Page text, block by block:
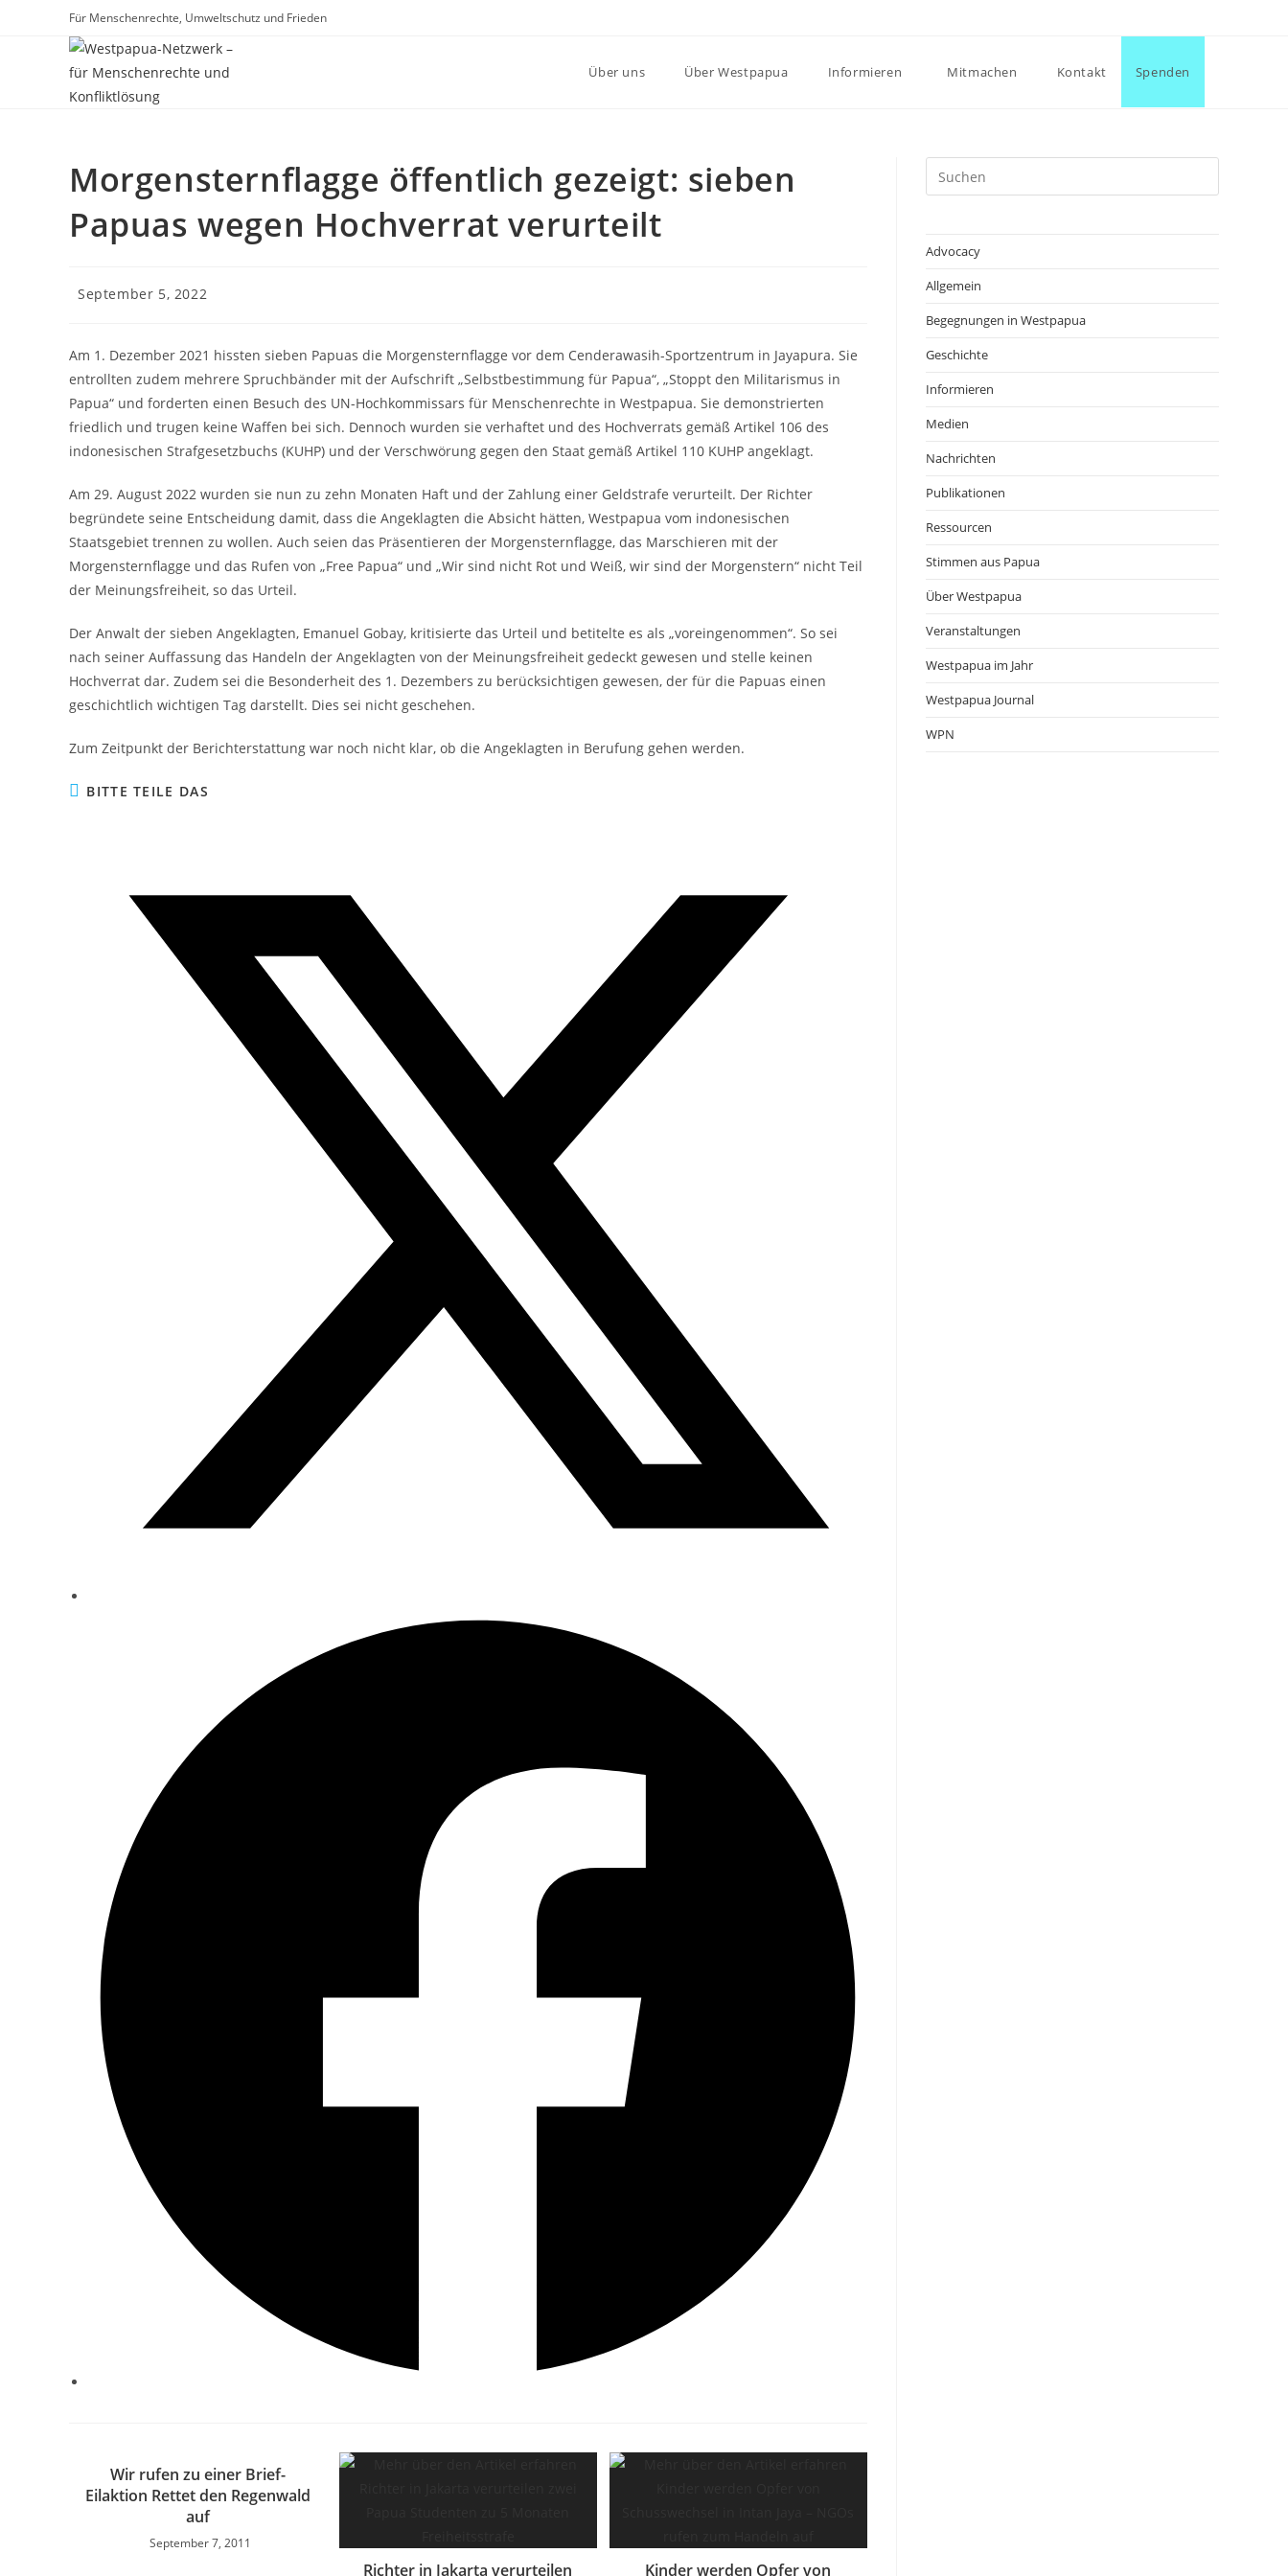
Für Menschenrechte, Umweltschutz und Frieden
Über uns Über Westpapua Informieren Mitmachen Kontakt Spenden
Morgensternflagge öffentlich gezeigt: sieben
Papuas wegen Hochverrat verurteilt
September 5, 2022
Am 1. Dezember 2021 hissten sieben Papuas die Morgensternflagge vor dem Cenderawasih-Sportzentrum in Jayapura. Sie
entrollten zudem mehrere Spruchbänder mit der Aufschrift „Selbstbestimmung für Papua“, „Stoppt den Militarismus in
Papua“ und forderten einen Besuch des UN-Hochkommissars für Menschenrechte in Westpapua. Sie demonstrierten
friedlich und trugen keine Waffen bei sich. Dennoch wurden sie verhaftet und des Hochverrats gemäß Artikel 106 des
indonesischen Strafgesetzbuchs (KUHP) und der Verschwörung gegen den Staat gemäß Artikel 110 KUHP angeklagt.
Am 29. August 2022 wurden sie nun zu zehn Monaten Haft und der Zahlung einer Geldstrafe verurteilt. Der Richter
begründete seine Entscheidung damit, dass die Angeklagten die Absicht hätten, Westpapua vom indonesischen
Staatsgebiet trennen zu wollen. Auch seien das Präsentieren der Morgensternflagge, das Marschieren mit der
Morgensternflagge und das Rufen von „Free Papua“ und „Wir sind nicht Rot und Weiß, wir sind der Morgenstern“ nicht Teil
der Meinungsfreiheit, so das Urteil.
Der Anwalt der sieben Angeklagten, Emanuel Gobay, kritisierte das Urteil und betitelte es als „voreingenommen“. So sei
nach seiner Auffassung das Handeln der Angeklagten von der Meinungsfreiheit gedeckt gewesen und stelle keinen
Hochverrat dar. Zudem sei die Besonderheit des 1. Dezembers zu berücksichtigen gewesen, der für die Papuas einen
geschichtlich wichtigen Tag darstellt. Dies sei nicht geschehen.
Zum Zeitpunkt der Berichterstattung war noch nicht klar, ob die Angeklagten in Berufung gehen werden.
BITTE TEILE DAS
Wir rufen zu einer Brief-
Eilaktion Rettet den Regenwald
auf
September 7, 2011
Richter in Jakarta verurteilen Kinder werden Opfer von
Advocacy
Allgemein
Begegnungen in Westpapua
Geschichte
Informieren
Medien
Nachrichten
Publikationen
Ressourcen
Stimmen aus Papua
Über Westpapua
Veranstaltungen
Westpapua im Jahr
Westpapua Journal
WPN